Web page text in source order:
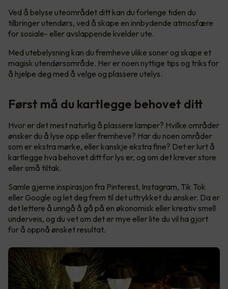
Ved å belyse uteområdet ditt kan du forlenge tiden du
tilbringer utendørs, ved å skape en innbydende atmosfære
for sosiale- eller avslappende kvelder ute.
Med utebelysning kan du fremheve ulike soner og skape et
magisk utendørsområde. Her er noen nyttige tips og triks for
å hjelpe deg med å velge og plassere utelys.
Først må du kartlegge behovet ditt
Hvor er det mest naturlig å plassere lamper? Hvilke områder
ønsker du å lyse opp eller fremheve? Har du noen områder
som er ekstra mørke, eller kanskje ekstra fine? Det er lurt å
kartlegge hva behovet ditt for lys er, og om det krever store
eller små tiltak.
Samle gjerne inspirasjon fra Pinterest, Instagram, Tik Tok
eller Google og let deg frem til det uttrykket du ønsker. Da er
det lettere å unngå å gå på en økonomisk eller kreativ smell
underveis, og du vet om det er mye eller lite du vil ha gjort
for å oppnå ønsket resultat.